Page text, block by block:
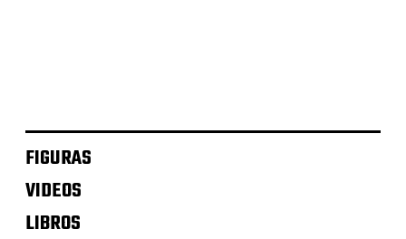
FIGURAS
VIDEOS
LIBROS